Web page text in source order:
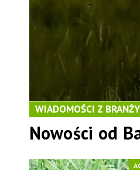
WIADOMOŚCI Z BRANŻY
Nowości od